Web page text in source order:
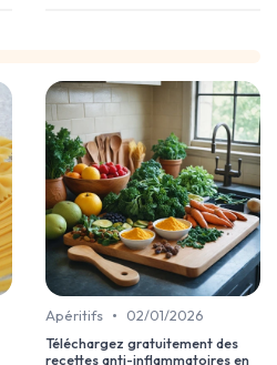
Apéritifs •
02/01/2026
Téléchargez gratuitement des
recettes anti-inflammatoires en